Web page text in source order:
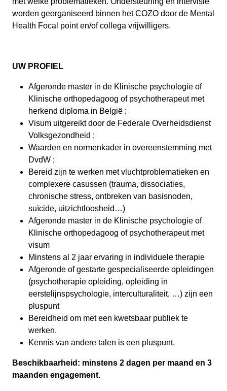
worden georganiseerd binnen het COZO door de Mental
Health Focal point en/of collega vrijwilligers.
UW PROFIEL
Afgeronde master in de Klinische psychologie of
Klinische orthopedagoog of psychotherapeut met
herkend diploma in België ;
Visum uitgereikt door de Federale Overheidsdienst
Volksgezondheid ;
Waarden en normenkader in overeenstemming met
DvdW ;
Bereid zijn te werken met vluchtproblematieken en
complexere casussen (trauma, dissociaties,
chronische stress, ontbreken van basisnoden,
suïcide, uitzichtloosheid…)
Afgeronde master in de Klinische psychologie of
Klinische orthopedagoog of psychotherapeut met
visum
Minstens al 2 jaar ervaring in individuele therapie
Afgeronde of gestarte gespecialiseerde opleidingen
(psychotherapie opleiding, opleiding in
eerstelijnspsychologie, interculturaliteit, …) zijn een
pluspunt
Bereidheid om met een kwetsbaar publiek te
werken.
Kennis van andere talen is een pluspunt.
Beschikbaarheid: minstens 2 dagen per maand en 3
maanden engagement.